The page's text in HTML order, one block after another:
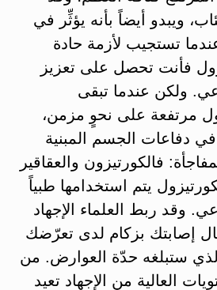
ويبدو أيضاً بأنه يؤثِّر في
تستجيب لأزمة حادة
فأنت تحصل على تعزيز
ولكن عندما تبقى
مرتفعة على نحوٍ مزمن،
في دفاعات الجسم المبنية
فالكورتيزون والعقاقير
يتم استخدامها طبياً
وقد ربط العلماء الإجهاد
إصابتك بزكام لدى تعرّضك
ستبلغه حدّة العوارض. من
العالية من الإجهاد تعيد